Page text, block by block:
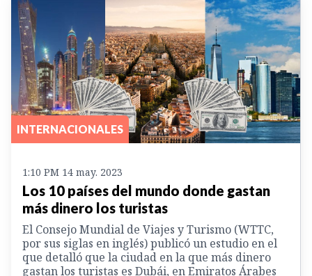
INTERNACIONALES
1:10 PM 14 may. 2023
Los 10 países del mundo donde gastan
más dinero los turistas
El Consejo Mundial de Viajes y Turismo (WTTC,
por sus siglas en inglés) publicó un estudio en el
que detalló que la ciudad en la que más dinero
gastan los turistas es Dubái, en Emiratos Árabes